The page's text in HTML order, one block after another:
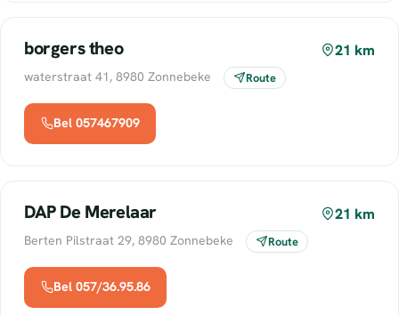
borgers theo 21 km
waterstraat 41, 8980 Zonnebeke Route
Bel 057467909
DAP De Merelaar 21 km
Berten Pilstraat 29, 8980 Zonnebeke Route
Bel 057/36.95.86